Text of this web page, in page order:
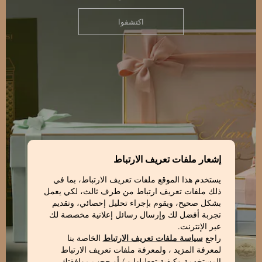
إشعار ملفات تعريف الارتباط
يستخدم هذا الموقع ملفات تعريف الارتباط، بما في
ذلك ملفات تعريف ارتباط من طرف ثالث، لكي يعمل
بشكل صحيح، ويقوم بإجراء تحليل إحصائي، وتقديم
تجربة أفضل لك وإرسال رسائل إعلانية مخصصة لك
عبر الإنترنت.
راجعسياسة ملفات تعريف الارتباط الخاصة بنا
لمعرفة المزيد ، ولمعرفة ملفات تعريف الارتباط
اكتشفوا